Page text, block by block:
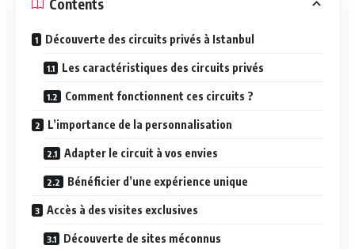
Contents
Découverte des circuits privés à Istanbul
Les caractéristiques des circuits privés
Comment fonctionnent ces circuits ?
L’importance de la personnalisation
Adapter le circuit à vos envies
Bénéficier d’une expérience unique
Accès à des visites exclusives
Découverte de sites méconnus